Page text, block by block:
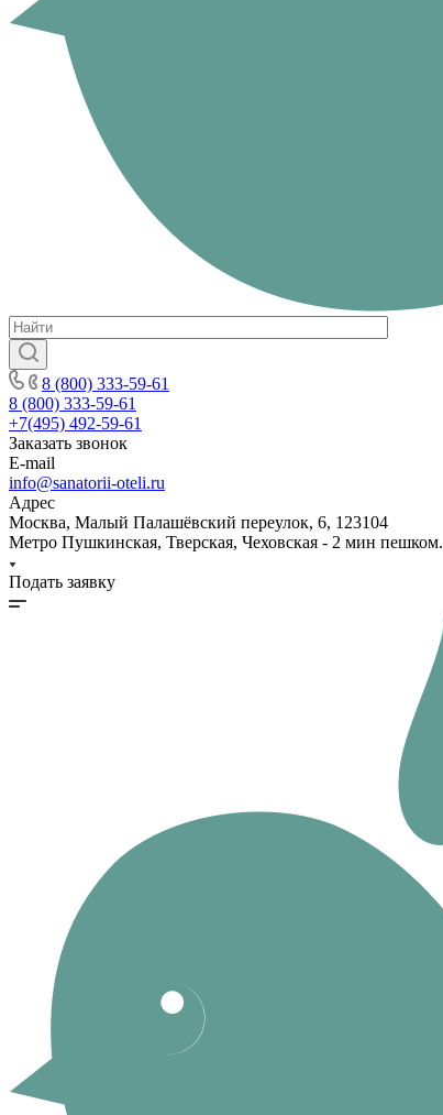
8 (800) 333-59-61
8 (800) 333-59-61
+7(495) 492-59-61
Заказать звонок
E-mail
info@sanatorii-oteli.ru
Адрес
Москва, Малый Палашёвский переулок, 6, 123104
Метро Пушкинская, Тверская, Чеховская - 2 мин пешком.
Подать заявку